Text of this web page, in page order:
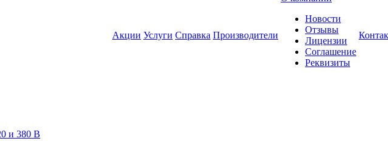
и 380 В
Акции Услуги Справка Производители
Новости
Отзывы
Лицензии
Соглашение
Реквизиты